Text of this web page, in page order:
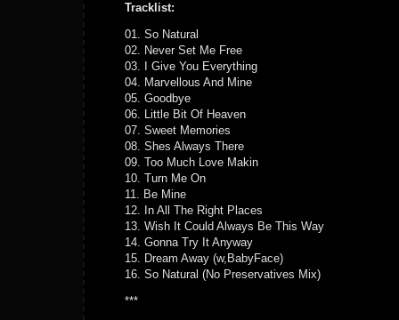
Tracklist:
01. So Natural
02. Never Set Me Free
03. I Give You Everything
04. Marvellous And Mine
05. Goodbye
06. Little Bit Of Heaven
07. Sweet Memories
08. Shes Always There
09. Too Much Love Makin
10. Turn Me On
11. Be Mine
12. In All The Right Places
13. Wish It Could Always Be This Way
14. Gonna Try It Anyway
15. Dream Away (w,BabyFace)
16. So Natural (No Preservatives Mix)
***